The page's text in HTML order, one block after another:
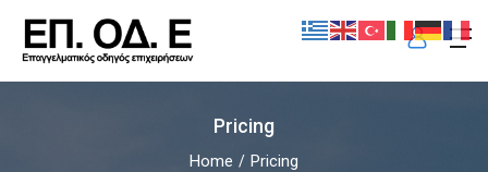
Pricing
Home Pricing